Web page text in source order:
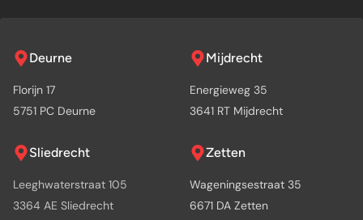
Deurne
Florijn 17
5751 PC Deurne
Mijdrecht
Energieweg 35
3641 RT Mijdrecht
Sliedrecht
Leeghwaterstraat 105
3364 AE Sliedrecht
Zetten
Wageningsestraat 35
6671 DA Zetten